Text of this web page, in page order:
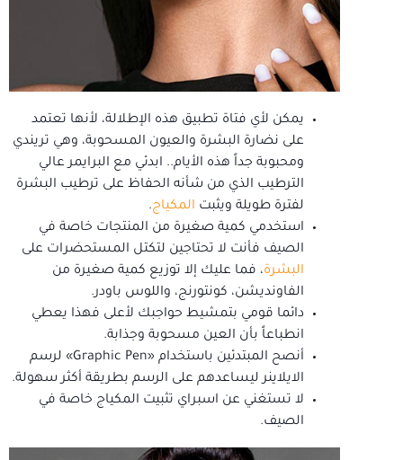
يمكن لأي فتاة تطبيق هذه الإطلالة، لأنها تعتمد
على نضارة البشرة والعيون المسحوبة، وهي تريندي
ومحبوبة جداً هذه الأيام.. ابدئي مع البرايمر عالي
الترطيب الذي من شأنه الحفاظ على ترطيب البشرة
لفترة طويلة ويثبت المكياج.
استخدمي كمية صغيرة من المنتجات خاصة في
الصيف فأنت لا تحتاجين لتكتل المستحضرات على
البشرة، فما عليك إلا توزيع كمية صغيرة من
الفاونديشن، كونتورنج، واللوس باودر.
دائما قومي بتمشيط حواجبك لأعلى فهذا يعطي
انطباعاً بأن العين مسحوبة وجذابة.
أنصح المبتدئين باستخدام «Graphic Pen» لرسم
الايلاينر ليساعدهم على الرسم بطريقة أكثر سهولة.
لا تستغني عن اسبراي تثبيت المكياج خاصة في
الصيف.